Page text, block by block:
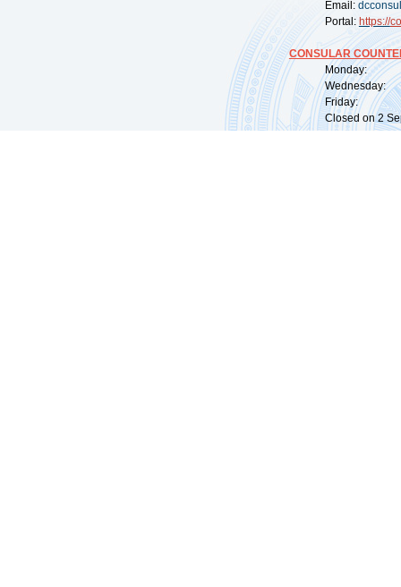
Email:
Portal: https://
CONSULAR
Monday:
Wednesday:
Friday:
Closed on 2